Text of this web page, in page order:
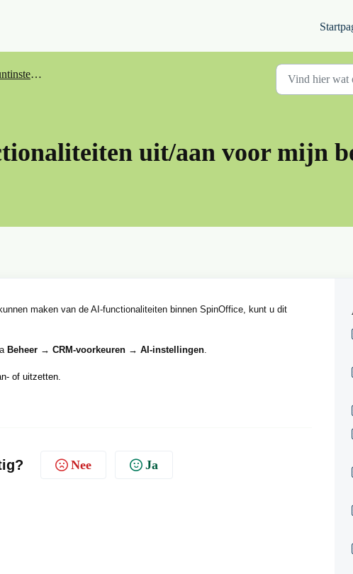
uit/aan voor mijn
maken van de AI-functionaliteiten binnen SpinOffice, kunt u dit
Beheer → CRM-voorkeuren → AI-instellingen.
of uitzetten.
Nee Ja